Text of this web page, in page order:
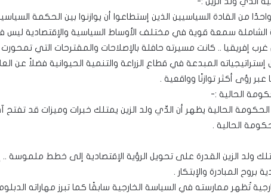
من القادة السياسيين الذين إستطاعوا أن يوازنوا بين الحكمة
الشاملة سمعة قوية في مختلف الأوساط السياسية والإقتصادية ليس
إفريقيا .. كانت مسيرته حافلة بالإصلاحات والمقترحات التي
إستراتيجياته المبدعة في قطاع الزراعة والتنمية الحيوانية فضلاً عن
رؤى أكثر توازنًا وواقعية .
الحالية يظهر أن الدِّي ولد الزين يمتلك خبرات وميزات قد تفتح
الحالية .
ولد الزين القدرة على تحويل الرؤية الإقتصادية إلى خطط
بروح المبادرة والإبتكار .
تُظهر ممارسته في السياسة الخارجية سابقًا كما تبرز مهاراته